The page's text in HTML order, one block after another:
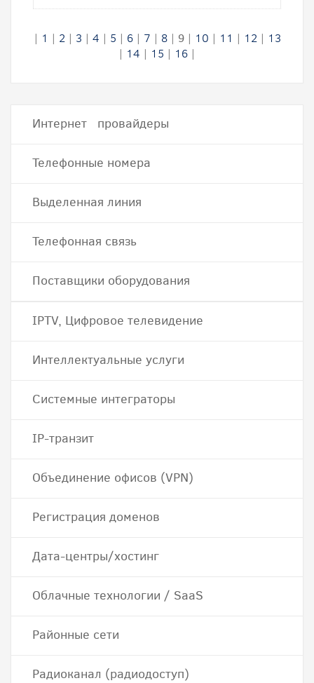
| 1 | 2| 3 | 4 | 5 | 6| 7 | 8| 9| 10 | 11 | 12| 13
| 14 | 15 | 16 |
Интернет провайдеры
Телефонные номера
Выделенная линия
Телефонная связь
Поставщики оборудования
IPTV, Цифровое телевидение
Интеллектуальные услуги
Системные интеграторы
IP-транзит
Объединение офисов (VPN)
Регистрация доменов
Дата-центры/хостинг
Облачные технологии / SaaS
Районные сети
Радиоканал (радиодоступ)